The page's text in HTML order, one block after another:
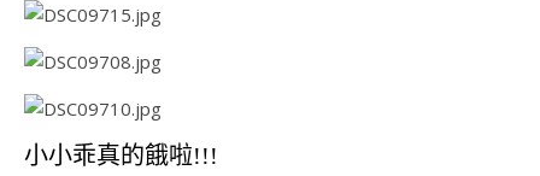
小小乖真的餓啦!!!